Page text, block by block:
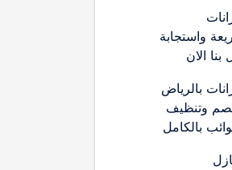
واستجابة
بالرياض
خصم وتنظيف
بالكامل